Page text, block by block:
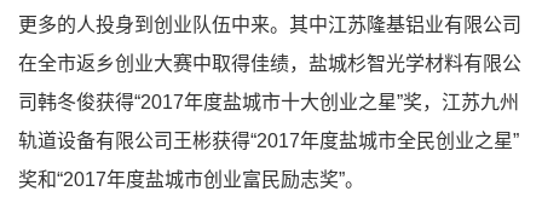
更多的人投身到创业队伍中来。其中江苏隆基铝业有限公司
在全市返乡创业大赛中取得佳绩，盐城杉智光学材料有限公
司韩冬俊获得“2017年度盐城市十大创业之星”奖，江苏九州
轨道设备有限公司王彬获得“2017年度盐城市全民创业之星”
奖和“2017年度盐城市创业富民励志奖”。